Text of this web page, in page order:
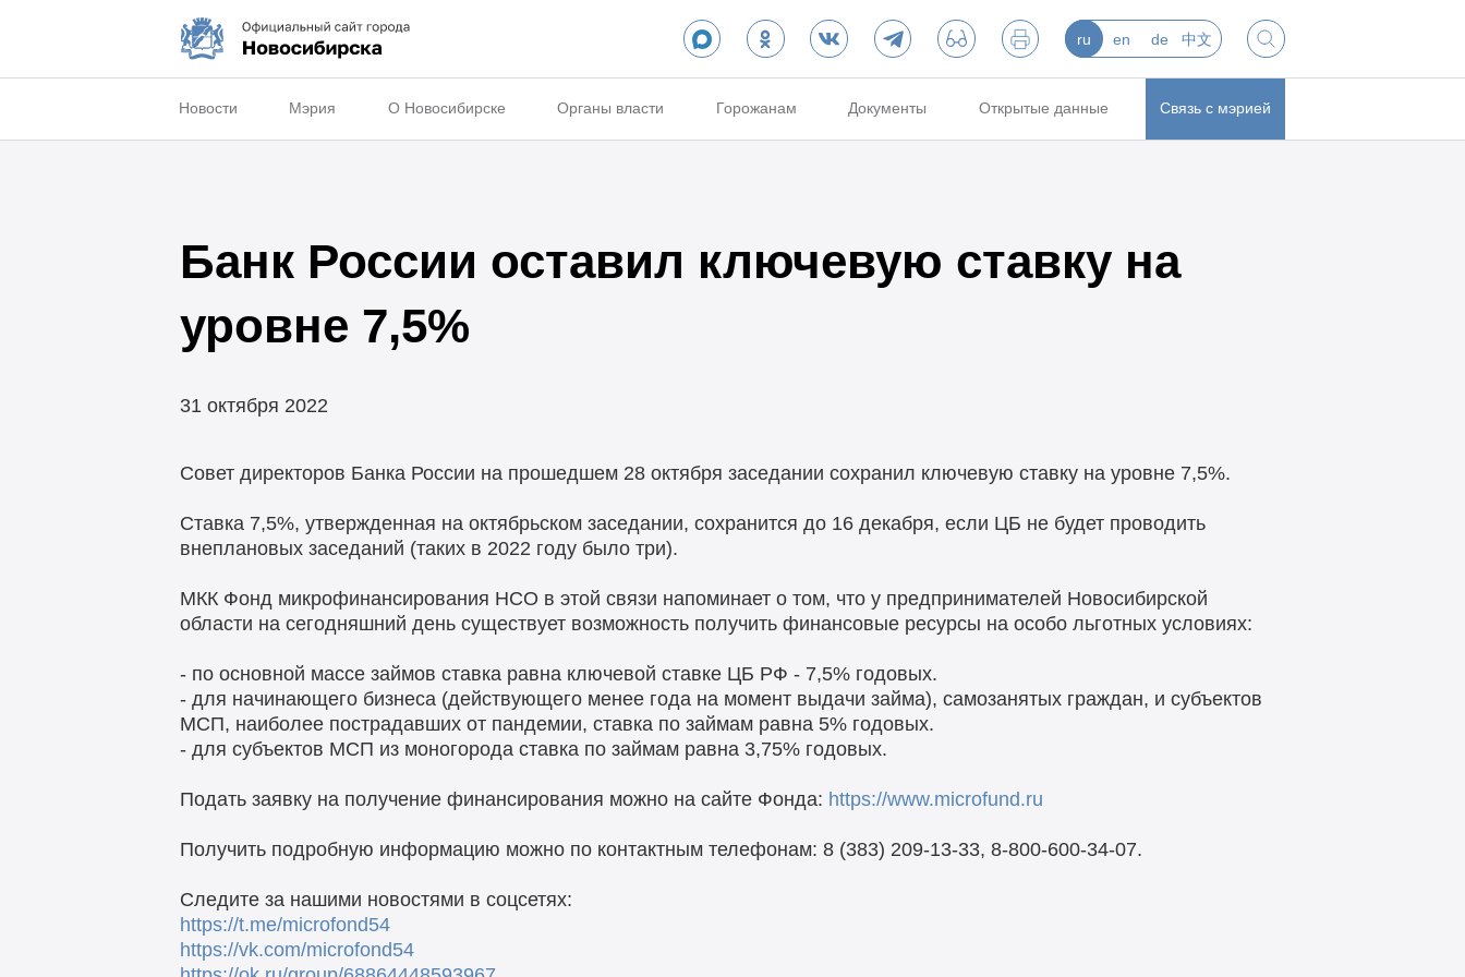
ru en de 中文
Новости Мэрия О Новосибирске Органы власти Горожанам Документы Открытые данные Связь с мэрией
Банк России оставил ключевую ставку на
уровне 7,5%
31 октября 2022
Совет директоров Банка России на прошедшем 28 октября заседании сохранил ключевую ставку на уровне 7,5%.
Ставка 7,5%, утвержденная на октябрьском заседании, сохранится до 16 декабря, если ЦБ не будет проводить
внеплановых заседаний (таких в 2022 году было три).
МКК Фонд микрофинансирования НСО в этой связи напоминает о том, что у предпринимателей Новосибирской
области на сегодняшний день существует возможность получить финансовые ресурсы на особо льготных условиях:
- по основной массе займов ставка равна ключевой ставке ЦБ РФ - 7,5% годовых.
- для начинающего бизнеса (действующего менее года на момент выдачи займа), самозанятых граждан, и субъектов
МСП, наиболее пострадавших от пандемии, ставка по займам равна 5% годовых.
- для субъектов МСП из моногорода ставка по займам равна 3,75% годовых.
Подать заявку на получение финансирования можно на сайте Фонда: https://www.microfund.ru
Получить подробную информацию можно по контактным телефонам: 8 (383) 209-13-33, 8-800-600-34-07.
Следите за нашими новостями в соцсетях:
https://t.me/microfond54
https://vk.com/microfond54